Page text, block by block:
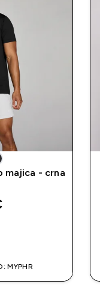
majica - crna
MYPHR